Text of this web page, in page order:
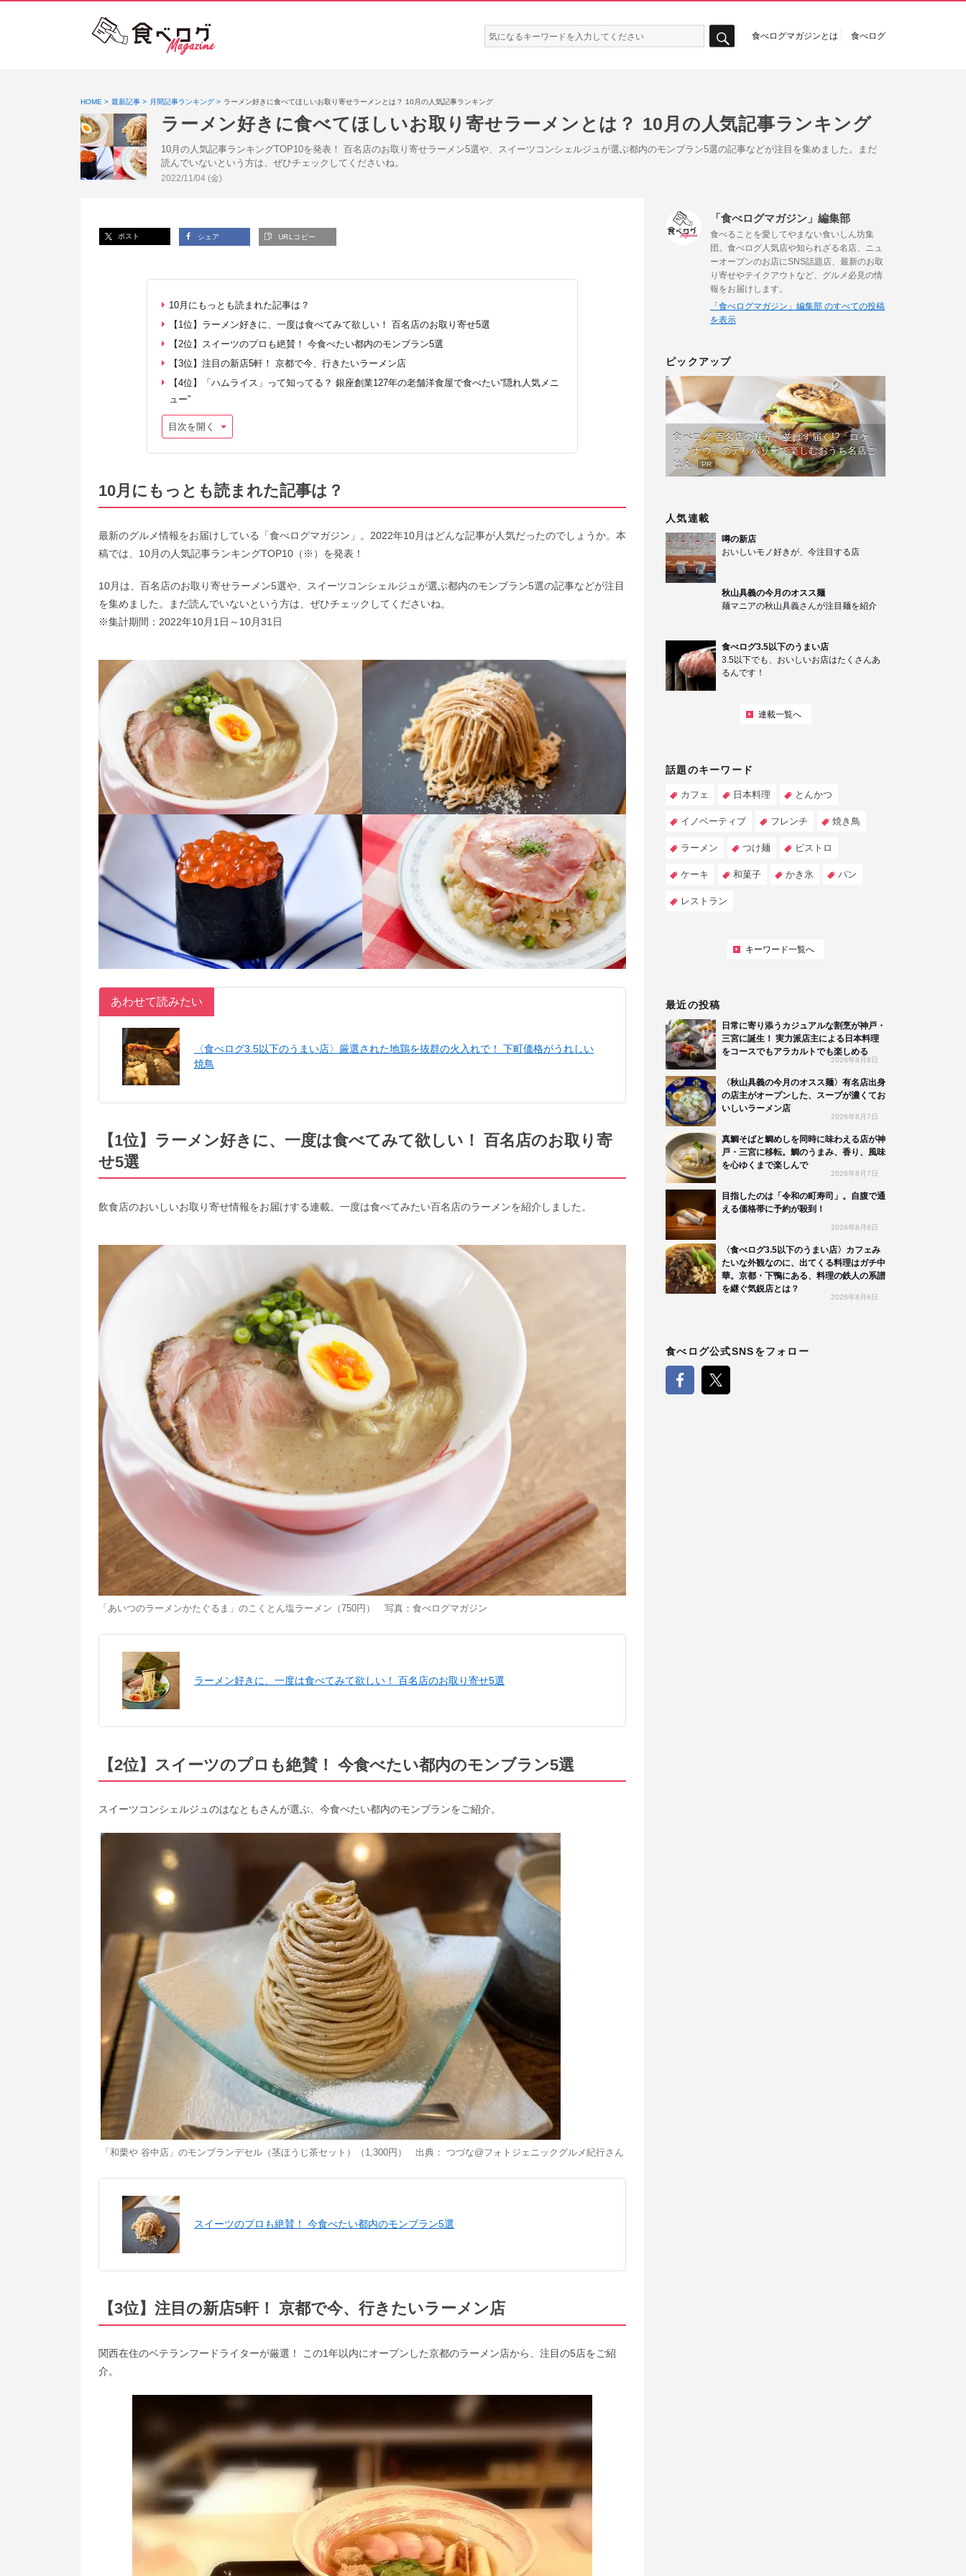
検
索:
食べログマガジンとは 食べログ
HOME 最新記事 月間記事ランキング ラーメン好きに食べてほしいお取り寄せラーメンとは？ 10月の人気記事ランキング
ラーメン好きに食べてほしいお取り寄せラーメンとは？ 10月の人気記事ランキング
10月の人気記事ランキングTOP10を発表！ 百名店のお取り寄せラーメン5選や、スイーツコンシェルジュが選ぶ都内のモンブラン5選の記事などが注目を集めました。まだ
読んでいないという方は、ぜひチェックしてくださいね。
投稿日:
2022/11/04 (金)
ポスト シェア URLコピー
10月にもっとも読まれた記事は？
【1位】ラーメン好きに、一度は食べてみて欲しい！ 百名店のお取り寄せ5選
【2位】スイーツのプロも絶賛！ 今食べたい都内のモンブラン5選
【3位】注目の新店5軒！ 京都で今、行きたいラーメン店
【4位】「ハムライス」って知ってる？ 銀座創業127年の老舗洋食屋で食べたい“隠れ人気メニ
ュー”
目次を開く
10月にもっとも読まれた記事は？
最新のグルメ情報をお届けしている「食べログマガジン」。2022年10月はどんな記事が人気だったのでしょうか。本
稿では、10月の人気記事ランキングTOP10（※）を発表！
10月は、百名店のお取り寄せラーメン5選や、スイーツコンシェルジュが選ぶ都内のモンブラン5選の記事などが注目
を集めました。まだ読んでいないという方は、ぜひチェックしてくださいね。
※集計期間：2022年10月1日～10月31日
あわせて読みたい
〈食べログ3.5以下のうまい店〉厳選された地鶏を抜群の火入れで！ 下町価格がうれしい
焼鳥
【1位】ラーメン好きに、一度は食べてみて欲しい！ 百名店のお取り寄
せ5選
飲食店のおいしいお取り寄せ情報をお届けする連載。一度は食べてみたい百名店のラーメンを紹介しました。
「あいつのラーメンかたぐるま」のこくとん塩ラーメン（750円） 写真：食べログマガジン
ラーメン好きに、一度は食べてみて欲しい！ 百名店のお取り寄せ5選
【2位】スイーツのプロも絶賛！ 今食べたい都内のモンブラン5選
スイーツコンシェルジュのはなともさんが選ぶ、今食べたい都内のモンブランをご紹介。
「和栗や 谷中店」のモンブランデセル（茎ほうじ茶セット）（1,300円） 出典： つづな@フォトジェニックグルメ紀行さん
スイーツのプロも絶賛！ 今食べたい都内のモンブラン5選
【3位】注目の新店5軒！ 京都で今、行きたいラーメン店
関西在住のベテランフードライターが厳選！ この1年以内にオープンした京都のラーメン店から、注目の5店をご紹
介。
「食べログマガジン」編集部
食べることを愛してやまない食いしん坊集
団。食べログ人気店や知られざる名店、ニュ
ーオープンのお店にSNS話題店、最新のお取
り寄せやテイクアウトなど、グルメ必見の情
報をお届けします。
「食べログマガジン」編集部 のすべての投稿
を表示
ピックアップ
食べログ 百名店の味が、並ばず届く!?「ロケ
ットナウ」のデリバリーで楽しむおうち名店ご
はん
PR
人気連載
噂の新店
おいしいモノ好きが、今注目する店
秋山具義の今月のオスス麺
麺マニアの秋山具義さんが注目麺を紹介
食べログ3.5以下のうまい店
3.5以下でも、おいしいお店はたくさんあ
るんです！
連載一覧へ
話題のキーワード
カフェ 日本料理 とんかつ
イノベーティブ フレンチ 焼き鳥
ラーメン つけ麺 ビストロ
ケーキ 和菓子 かき氷 パン
レストラン
キーワード一覧へ
最近の投稿
日常に寄り添うカジュアルな割烹が神戸・
三宮に誕生！ 実力派店主による日本料理
をコースでもアラカルトでも楽しめる
2026年8月8日
〈秋山具義の今月のオスス麺〉有名店出身
の店主がオープンした、スープが濃くてお
いしいラーメン店
2026年8月7日
真鯛そばと鯛めしを同時に味わえる店が神
戸・三宮に移転。鯛のうまみ、香り、風味
を心ゆくまで楽しんで
2026年8月7日
目指したのは「令和の町寿司」。自腹で通
える価格帯に予約が殺到！
2026年8月6日
〈食べログ3.5以下のうまい店〉カフェみ
たいな外観なのに、出てくる料理はガチ中
華。京都・下鴨にある、料理の鉄人の系譜
を継ぐ気鋭店とは？
2026年8月6日
食べログ公式SNSをフォロー